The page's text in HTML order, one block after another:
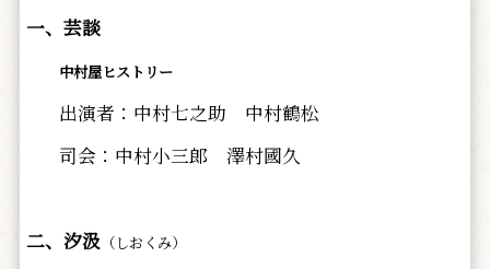
一、芸談
中村屋ヒストリー
出演者：中村七之助 中村鶴松
司会：中村小三郎 澤村國久
二、汐汲（しおくみ）